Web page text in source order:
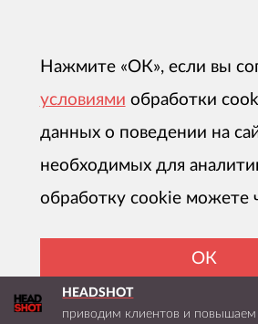
HEADSHOT
приводим клиентов и повышаем
Нажмите «ОК», если вы
условиями обработки
данных о поведении на
необходимых для
обработку cookie можете
ОК